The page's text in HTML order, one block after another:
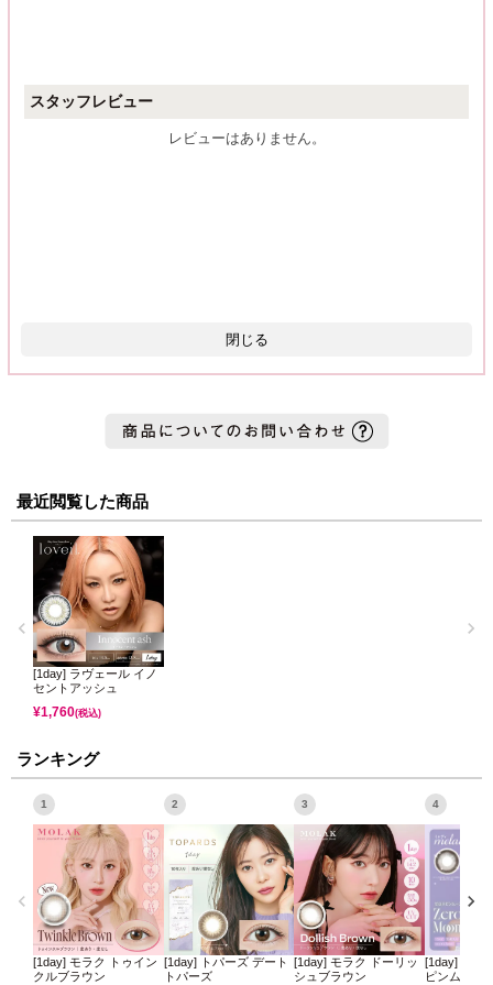
スタッフレビュー
レビューはありません。
閉じる
最近閲覧した商品
[1day] ラヴェール イノ
セントアッシュ
¥1,760(税込)
ランキング
1
[1day] モラク トゥイン
クルブラウン
2
[1day] トパーズ デート
トパーズ
3
[1day] モラク ドーリッ
シュブラウン
4
[1day] ミレ
ピンムーン